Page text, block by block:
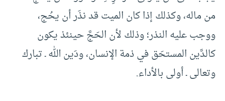
من ماله، وكذلك إذا كان الميت قد نذَر أن يحُج،
ووجب عليه النذر؛ وذلك لأن الحَجَّ حينئذ يكون
كالدَّين المستحَق في ذمة الإنسان، ودَين الله ـ تبارك
وتعالى ـ أولى بالأداء.